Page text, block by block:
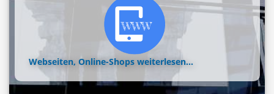
Webseiten, Online-Shops weiterlesen...